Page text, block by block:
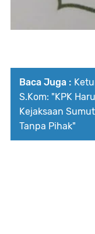
Baca Juga :
S.Kom: "KPK
Kejaksaan
Tanpa Pihak"